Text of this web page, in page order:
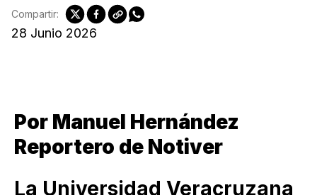
28 Junio 2026
Compartir:
Por Manuel Hernández
Reportero de Notiver
La Universidad Veracruzana